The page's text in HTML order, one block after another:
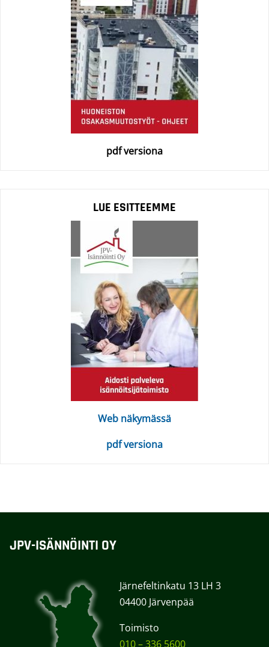
pdf versiona
LUE ESITTEEMME
Web näkymässä
pdf versiona
JPV-ISÄNNÖINTI OY
Järnefeltinkatu 13 LH 3
04400 Järvenpää
Toimisto
010 – 336 5600